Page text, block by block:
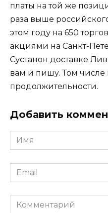
платы на той же
раза выше
этом году на 650
акциями на Санкт-
Сустанон доставке
вам и пишу. Том числе
продолжительности.
Добавить
Имя
*
Email
*
Комментарий